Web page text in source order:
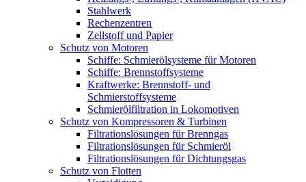
Stahlwerk
Rechenzentren
Zellstoff und Papier
Schutz von Motoren
Schiffe: Schmierölsysteme für Motoren
Schiffe: Brennstoffsysteme
Kraftwerke: Brennstoff- und
Schmierstoffsysteme
Schmierölfiltration in Lokomotiven
Schutz von Kompressoren & Turbinen
Filtrationslösungen für Brenngas
Filtrationslösungen für Schmieröl
Filtrationslösungen für Dichtungsgas
Schutz von Flotten